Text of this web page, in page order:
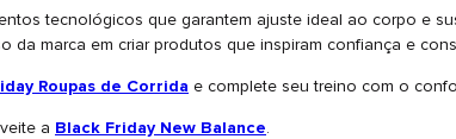
tecnológicos que garantem ajuste ideal ao corpo e
da marca em criar produtos que inspiram confiança e
Roupas de Corrida e complete seu treino com o
a Black Friday New Balance.